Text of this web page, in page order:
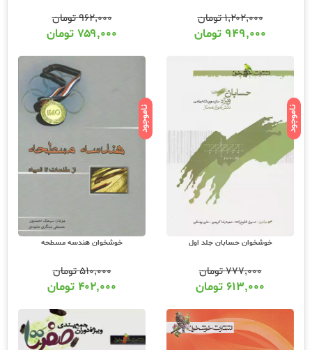
۱,۲۰۲,۰۰۰تومان
۹۴۹,۰۰۰ تومان
۹۶۲,۰۰۰تومان
۷۵۹,۰۰۰ تومان
ناموجود
خوشخوان حسابان جلد اول
۷۷۷,۰۰۰تومان
۶۱۳,۰۰۰ تومان
ناموجود
خوشخوان هندسه مسطحه
۵۱۰,۰۰۰تومان
۴۰۲,۰۰۰ تومان